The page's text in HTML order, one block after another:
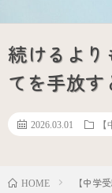
続けるより
てを手放
2026.03.01
HOME 【中学